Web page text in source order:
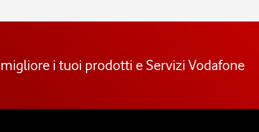
i tuoi prodotti e Servizi Vodafone